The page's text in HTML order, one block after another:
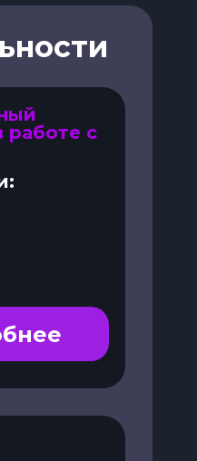
работе с